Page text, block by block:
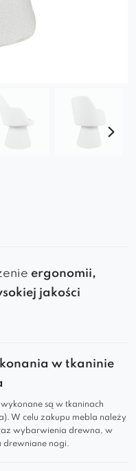
ergonomii,
jakości
,
wnętrza.
sypialni,
w tkaninie
są w tkaninach
W celu zakupu mebla należy
wybarwienia drewna, w
drewniane nogi.